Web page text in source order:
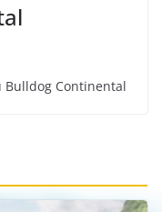
Bulldog Continental